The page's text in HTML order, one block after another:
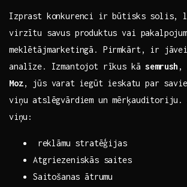
Izprast konkurenci‌ ir būtisks solis,
virzītu savus produktus vai
meklētājmarketingā. Pirmkārt, ir
analīze. ​Izmantojot rīkus kāsemrush ,
Moz, jūs varat ⁤iegūt ⁤ieskatu par
viņu atslēgvārdiem un mērķauditoriju.
⁣viņu: ‌ ⁢ ​ ⁢ ⁤
⁤ reklāmu stratēģijas
Atgriezeniskās saites
⁣Saitošanas ātrumu